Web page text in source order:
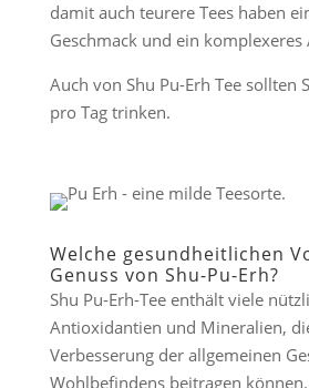
damit auch teurere Tees haben
Geschmack und ein komplexeres
Auch von Shu Pu-Erh Tee sollten
pro Tag trinken.
Welche gesundheitlichen
Genuss von Shu-Pu-Erh?
Shu Pu-Erh-Tee enthält viele
Antioxidantien und Mineralien,
Verbesserung der allgemeinen
Wohlbefindens beitragen